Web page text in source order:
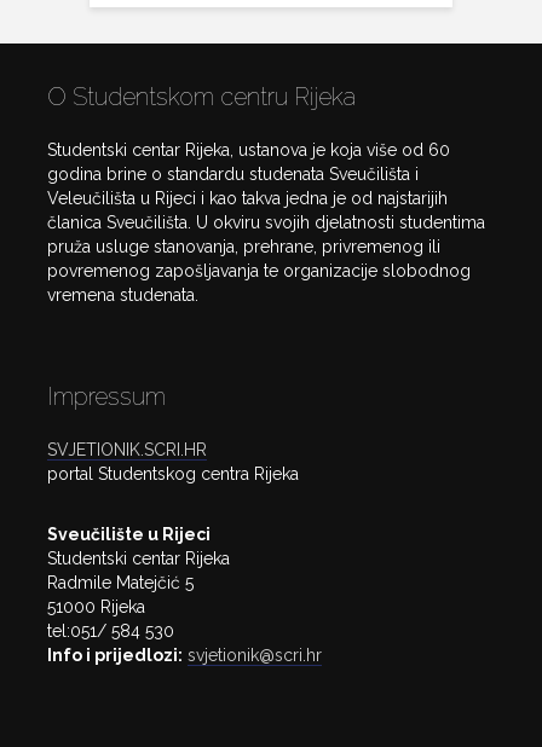
O Studentskom centru Rijeka
Studentski centar Rijeka, ustanova je koja više od 60
godina brine o standardu studenata Sveučilišta i
Veleučilišta u Rijeci i kao takva jedna je od najstarijih
članica Sveučilišta. U okviru svojih djelatnosti studentima
pruža usluge stanovanja, prehrane, privremenog ili
povremenog zapošljavanja te organizacije slobodnog
vremena studenata.
Impressum
SVJETIONIK.SCRI.HR
portal Studentskog centra Rijeka
Sveučilište u Rijeci
Studentski centar Rijeka
Radmile Matejčić 5
51000 Rijeka
tel:051/ 584 530
Info i prijedlozi: svjetionik@scri.hr